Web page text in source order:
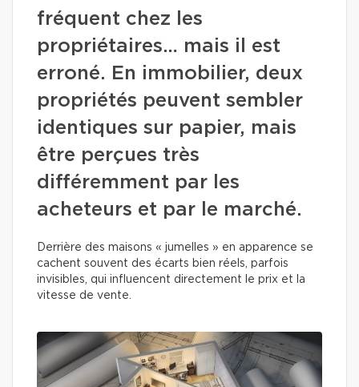
fréquent chez les
propriétaires… mais il est
erroné. En immobilier, deux
propriétés peuvent sembler
identiques sur papier, mais
être perçues très
différemment par les
acheteurs et par le marché.
Derrière des maisons « jumelles » en apparence se
cachent souvent des écarts bien réels, parfois
invisibles, qui influencent directement le prix et la
vitesse de vente.